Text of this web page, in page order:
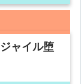
ャイル堕